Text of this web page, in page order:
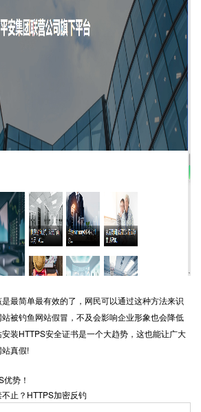
最简单最有效的了，网民可以通过这种方法来识
被钓鱼网站假冒，不及会影响企业形象也会降低
装HTTPS安全证书是一个大趋势，这也能让广大
网站真假!
势！
止？HTTPS加密反钓